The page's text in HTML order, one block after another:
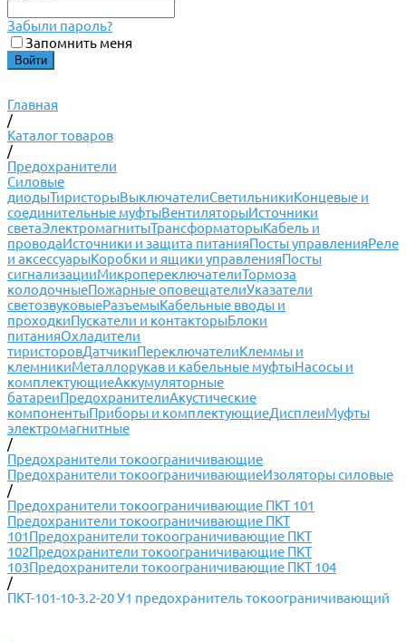
Забыли пароль?
Запомнить меня
Главная
/
Каталог товаров
/
Предохранители
Силовые
диодыТиристорыВыключателиСветильникиКонцевые и
соединительные муфтыВентиляторыИсточники
светаЭлектромагнитыТрансформаторыКабель и
проводаИсточники и защита питанияПосты управленияРеле
и аксессуарыКоробки и ящики управленияПосты
сигнализацииМикропереключателиТормоза
колодочныеПожарные оповещателиУказатели
светозвуковыеРазъемыКабельные вводы и
проходкиПускатели и контакторыБлоки
питанияОхладители
тиристоровДатчикиПереключателиКлеммы и
клемникиМеталлорукав и кабельные муфтыНасосы и
комплектующиеАккумуляторные
батареиПредохранителиАкустические
компонентыПриборы и комплектующиеДисплеиМуфты
электромагнитные
/
Предохранители токоограничивающие
Предохранители токоограничивающиеИзоляторы силовые
/
Предохранители токоограничивающие ПКТ 101
Предохранители токоограничивающие ПКТ
101Предохранители токоограничивающие ПКТ
102Предохранители токоограничивающие ПКТ
103Предохранители токоограничивающие ПКТ 104
/
ПКТ-101-10-3.2-20 У1 предохранитель токоограничивающий